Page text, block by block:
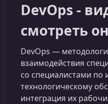
DevOps -
смотреть
DevOps —
взаимодействия
со специалистами
технологическому
интеграция их